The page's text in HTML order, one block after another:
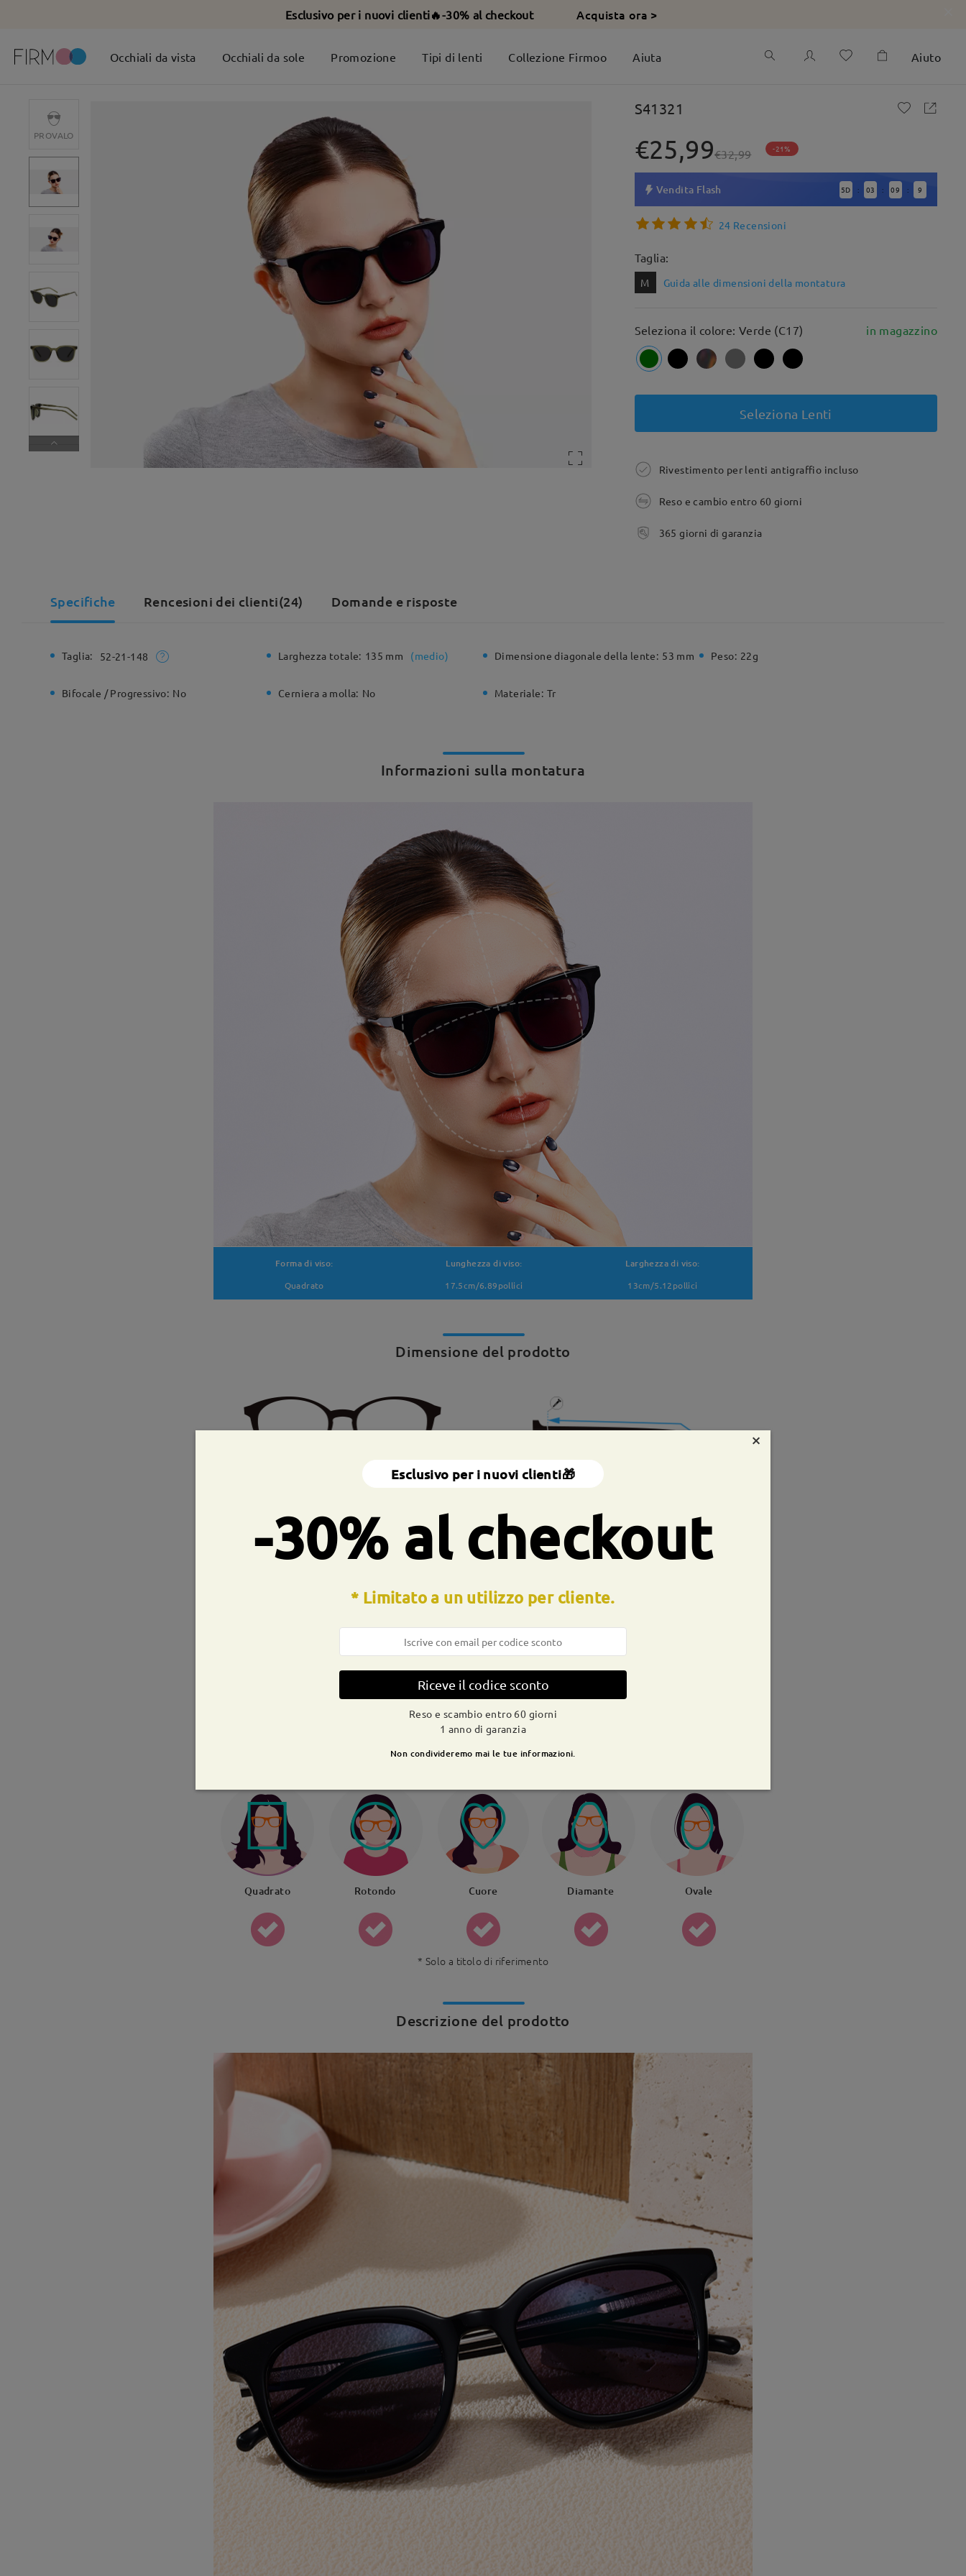
Esclusivo per i nuovi clienti🔥-30% al checkout Acquista ora >
Occhiali da vista Occhiali da sole Promozione Tipi di lenti Collezione Firmoo Aiuta Aiuto
PROVALO
S41321
€25,99€32,99 -21%
Vendita Flash 5D : 03 : 09 : 7
24 Recensioni
Taglia:
M Guida alle dimensioni della montatura
Seleziona il colore: Verde (C17) in magazzino
Seleziona Lenti
Rivestimento per lenti antigraffio incluso
Reso e cambio entro 60 giorni
365 giorni di garanzia
Specifiche Rencesioni dei clienti(24) Domande e risposte
Taglia: 52-21-148 Larghezza totale: 135 mm (medio) Dimensione diagonale della lente: 53 mm Peso: 22g
Bifocale / Progressivo: No Cerniera a molla: No Materiale: Tr
Informazioni sulla montatura
Forma di viso:
Quadrato
Lunghezza di viso:
17.5cm/6.89pollici
Larghezza di viso:
13cm/5.12pollici
Dimensione del prodotto
135mm/ 5.31pollici 148mm/ 5.83pollici
Larghezza delle lenti Altezza delle lenti
45mm/ 1.77pollici
Larghezza del ponte
Raccomandazione su forma di viso
Quadrato Rotondo Cuore Diamante Ovale
* Solo a titolo di riferimento
Descrizione del prodotto
×
Esclusivo per i nuovi clienti🎁
-30% al checkout
* Limitato a un utilizzo per cliente.
Riceve il codice sconto
Reso e scambio entro 60 giorni
1 anno di garanzia
Non condivideremo mai le tue informazioni.